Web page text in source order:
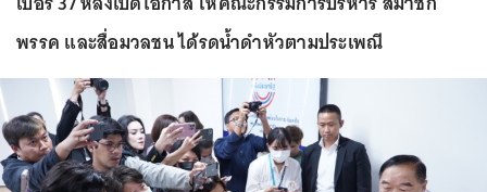
พรรค และสื่อมวลชน ได้รดน้ำดำหัวตามประเพณี